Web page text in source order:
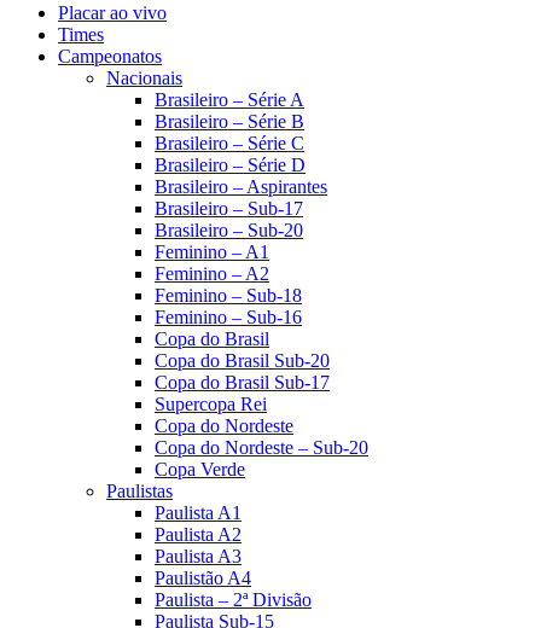
Placar ao vivo
Times
Campeonatos
Nacionais
Brasileiro – Série A
Brasileiro – Série B
Brasileiro – Série C
Brasileiro – Série D
Brasileiro – Aspirantes
Brasileiro – Sub-17
Brasileiro – Sub-20
Feminino – A1
Feminino – A2
Feminino – Sub-18
Feminino – Sub-16
Copa do Brasil
Copa do Brasil Sub-20
Copa do Brasil Sub-17
Supercopa Rei
Copa do Nordeste
Copa do Nordeste – Sub-20
Copa Verde
Paulistas
Paulista A1
Paulista A2
Paulista A3
Paulistão A4
Paulista – 2ª Divisão
Paulista Sub-15